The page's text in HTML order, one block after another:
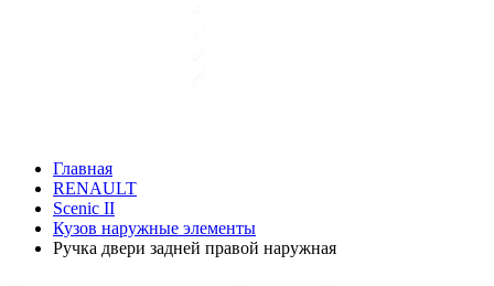
Главная
RENAULT
Scenic II
Кузов наружные элементы
Ручка двери задней правой наружная